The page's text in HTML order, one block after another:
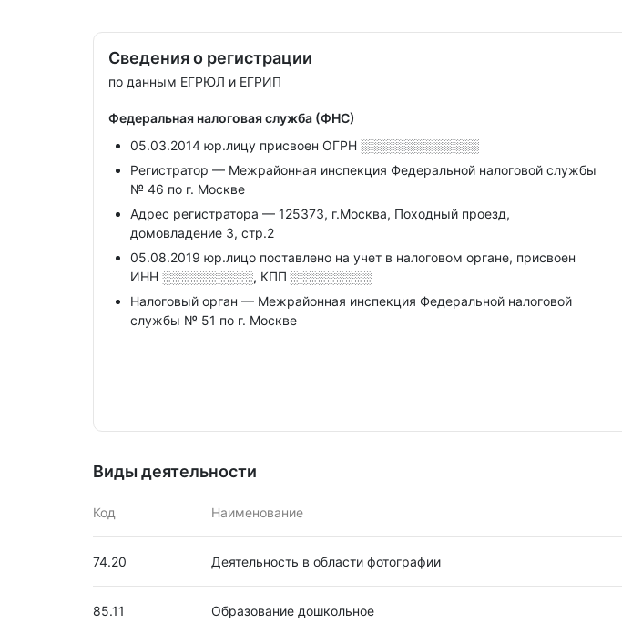
Сведения о регистрации
по данным ЕГРЮЛ и ЕГРИП
Федеральная налоговая служба (ФНС)
05.03.2014 юр.лицу присвоен ОГРН ░░░░░░░░░░░░░
Регистратор — Межрайонная инспекция Федеральной налоговой службы
№ 46 по г. Москве
Адрес регистратора — 125373, г.Москва, Походный проезд,
домовладение 3, стр.2
05.08.2019 юр.лицо поставлено на учет в налоговом органе, присвоен
ИНН ░░░░░░░░░░, КПП ░░░░░░░░░
Налоговый орган — Межрайонная инспекция Федеральной налоговой
службы № 51 по г. Москве
Виды деятельности
Код Наименование
74.20 Деятельность в области фотографии
85.11 Образование дошкольное